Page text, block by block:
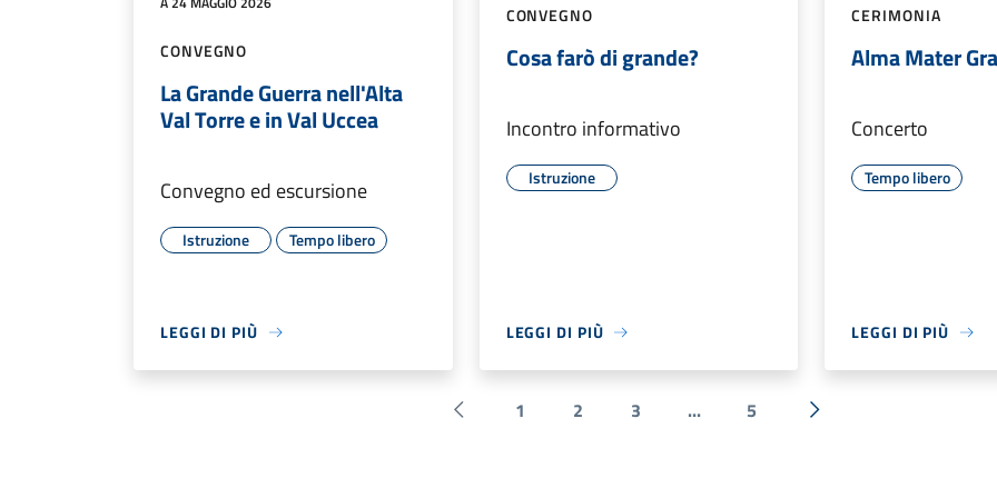
CONVEGNO
La Grande Guerra nell'Alta
Val Torre e in Val Uccea
Convegno ed escursione
Istruzione Tempo libero
LEGGI DI PIÙ
CONVEGNO
Cosa farò di grande?
Incontro informativo
Istruzione
LEGGI DI PIÙ
CERIMONIA
Alma Mater
Concerto
Tempo libero
LEGGI DI PIÙ
Pagina precedente
1 2 3 ... 5
Successiva »